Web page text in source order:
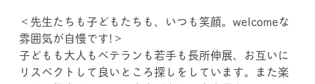
＜先生たちも子どもたちも、いつも笑顔。welcomeな
雰囲気が自慢です!＞
子どもも大人もベテランも若手も長所伸展、お互いに
リスペクトして良いところ探しをしています。また楽